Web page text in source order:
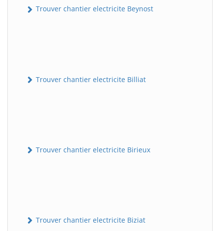
Trouver chantier electricite Beynost
Trouver chantier electricite Billiat
Trouver chantier electricite Birieux
Trouver chantier electricite Biziat